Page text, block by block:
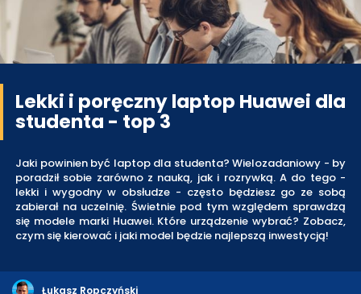
Lekki i poręczny laptop Huawei dla
studenta - top 3
Jaki powinien być laptop dla studenta? Wielozadaniowy - by
poradził sobie zarówno z nauką, jak i rozrywką. A do tego -
lekki i wygodny w obsłudze - często będziesz go ze sobą
zabierał na uczelnię. Świetnie pod tym względem sprawdzą
się modele marki Huawei. Które urządzenie wybrać? Zobacz,
czym się kierować i jaki model będzie najlepszą inwestycją!
Łukasz Ropczyński